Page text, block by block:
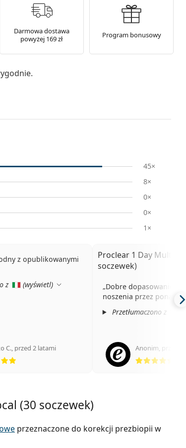
Darmowa dostawa
powyżej 169 zł
Program bonusowy
45×
8×
0×
0×
1×
z opublikowanymi
z
(wyświetl)
C., przed 2 latami
ocena 5 z 5
Proclear 1 Day
soczewek)
Dobre dopasowanie i
noszenia przez ponad
Przetłumaczono z
Anonim, przed 3
(30 soczewek)
przeznaczone do korekcji prezbiopii w